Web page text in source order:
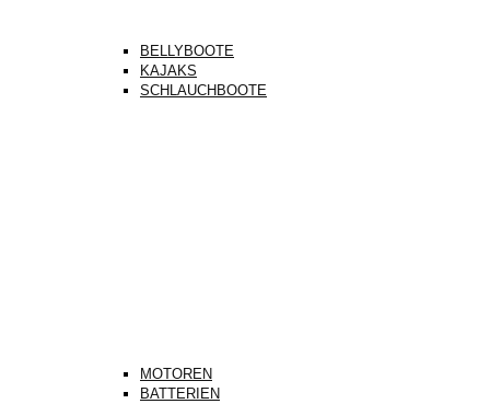
BELLYBOOTE
KAJAKS
SCHLAUCHBOOTE
MOTOREN
BATTERIEN